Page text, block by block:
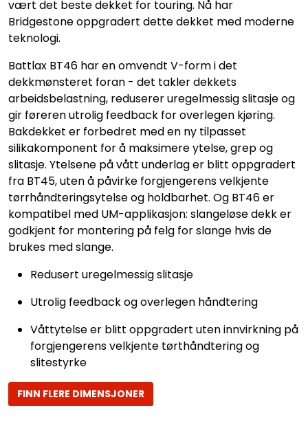
vært det beste dekket for touring. Nå har
Bridgestone oppgradert dette dekket med moderne
teknologi.
Battlax BT46 har en omvendt V-form i det
dekkmønsteret foran - det takler dekkets
arbeidsbelastning, reduserer uregelmessig slitasje og
gir føreren utrolig feedback for overlegen kjøring.
Bakdekket er forbedret med en ny tilpasset
silikakomponent for å maksimere ytelse, grep og
slitasje. Ytelsene på vått underlag er blitt oppgradert
fra BT45, uten å påvirke forgjengerens velkjente
tørrhåndteringsytelse og holdbarhet. Og BT46 er
kompatibel med UM-applikasjon: slangeløse dekk er
godkjent for montering på felg for slange hvis de
brukes med slange.
Redusert uregelmessig slitasje
Utrolig feedback og overlegen håndtering
Våttytelse er blitt oppgradert uten innvirkning på
forgjengerens velkjente tørthåndtering og
slitestyrke
FINN FLERE DIMENSJONER